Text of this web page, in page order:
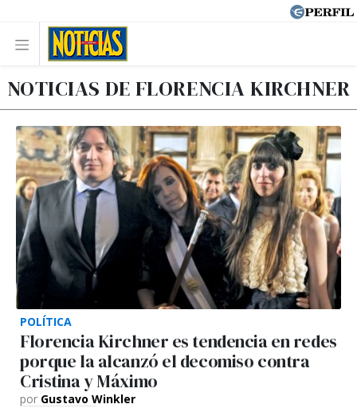
NOTICIAS DE FLORENCIA KIRCHNER
POLÍTICA
Florencia Kirchner es tendencia en redes
porque la alcanzó el decomiso contra
Cristina y Máximo
por Gustavo Winkler